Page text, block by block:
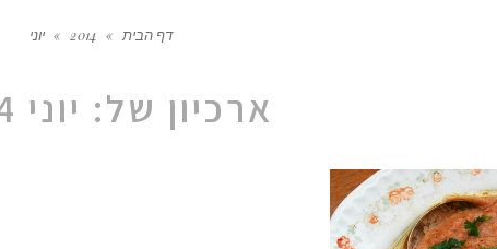
דף הבית »
2014
» יוני
ארכיון של: יוני 2014